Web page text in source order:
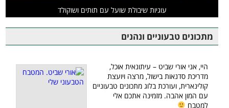
עוגיות שיבולת שועל עם תותים ושוקולד
מתכונים טבעוניים ונהנים
היי, אני אורי שביט – עיתונאית אוכל,
מדריכת סדנאות בישול, מרצה ויועצת
קולינארית, ועורכת בלוג מתכונים טבעוניים
עם המון אהבה. מזמינה אתכם אלי
למטבח